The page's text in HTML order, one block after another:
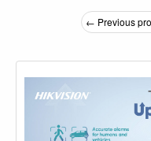
← Previous